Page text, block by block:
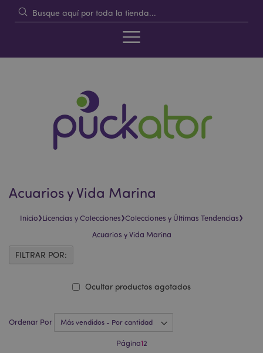
Acuarios y Vida Marina
Inicio›Licencias y Colecciones›Colecciones y Últimas Tendencias›
Acuarios y Vida Marina
Ordenar Por
Página12
Ocultar productos agotados
FILTRAR POR: